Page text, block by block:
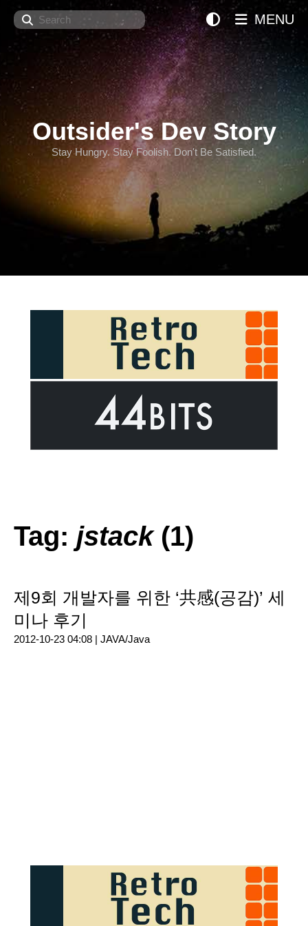
Search
Outsider's Dev Story
Stay Hungry. Stay Foolish. Don't Be Satisfied.
MENU
Tag: jstack(1)
제9회 개발자를 위한 ‘共感(공감)’ 세
미나 후기
2012-10-23 04:08 | JAVA/Java